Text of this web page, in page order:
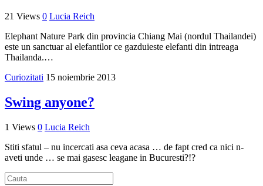
21 Views 0 Lucia Reich
Elephant Nature Park din provincia Chiang Mai (nordul Thailandei)
este un sanctuar al elefantilor ce gazduieste elefanti din intreaga
Thailanda.…
Curiozitati 15 noiembrie 2013
Swing anyone?
1 Views 0 Lucia Reich
Stiti sfatul – nu incercati asa ceva acasa … de fapt cred ca nici n-
aveti unde … se mai gasesc leagane in Bucuresti?!?